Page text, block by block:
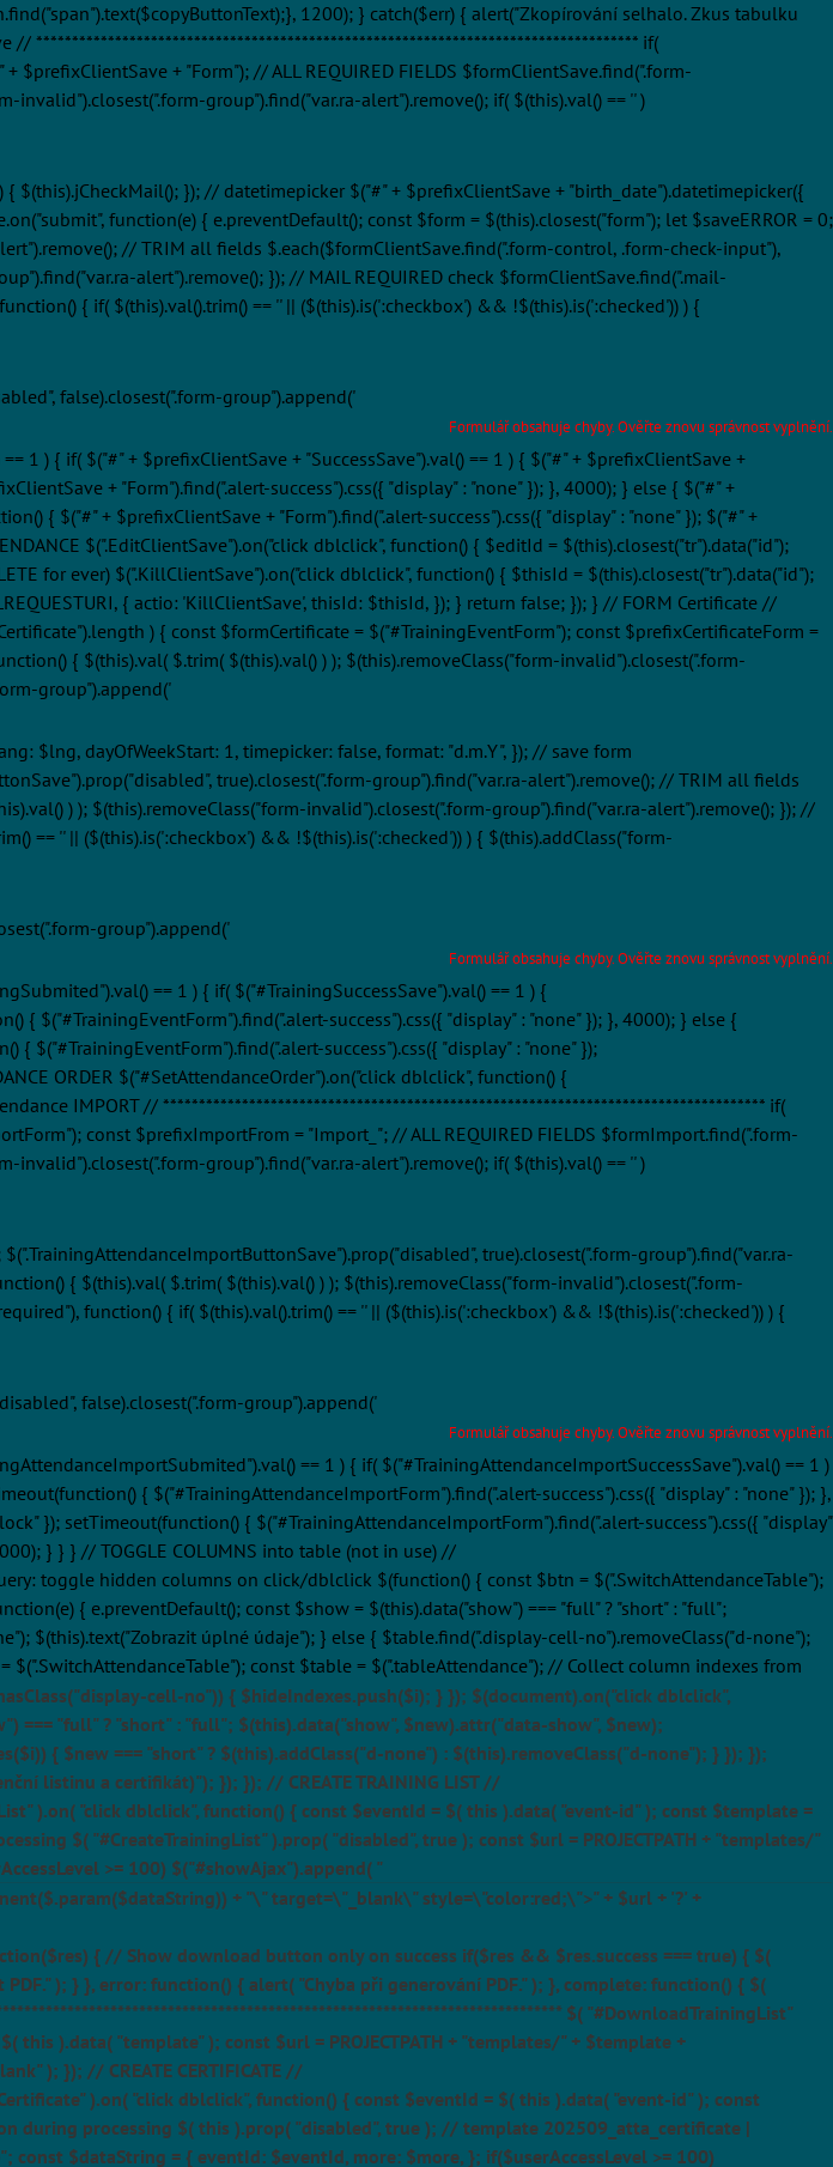
1200); } catch($err) { alert("Zkopírování selhalo. Zkus tabulku
// ************************************************************************************ if(
+ "Form"); // ALL REQUIRED FIELDS $formClientSave.find(".form-
group").find("var.ra-alert").remove(); if( $(this).val() == '' )
$(this).jCheckMail(); }); // datetimepicker $("#" + $prefixClientSave + "birth_date").datetimepicker({
function(e) { e.preventDefault(); const $form = $(this).closest("form"); let $saveERROR = 0;
// TRIM all fields $.each($formClientSave.find(".form-control, .form-check-input"),
alert").remove(); }); // MAIL REQUIRED check $formClientSave.find(".mail-
{ if( $(this).val().trim() == '' || ($(this).is(':checkbox') && !$(this).is(':checked')) ) {
false).closest(".form-group").append('
Formulář obsahuje chyby. Ověřte znovu správnost vyplnění.
) { if( $("#" + $prefixClientSave + "SuccessSave").val() == 1 ) { $("#" + $prefixClientSave +
+ "Form").find(".alert-success").css({ "display" : "none" }); }, 4000); } else { $("#" +
{ $("#" + $prefixClientSave + "Form").find(".alert-success").css({ "display" : "none" }); $("#" +
$(".EditClientSave").on("click dblclick", function() { $editId = $(this).closest("tr").data("id");
for ever) $(".KillClientSave").on("click dblclick", function() { $thisId = $(this).closest("tr").data("id");
{ actio: 'KillClientSave', thisId: $thisId, }); } return false; }); } // FORM Certificate //
) { const $formCertificate = $("#TrainingEventForm"); const $prefixCertificateForm =
{ $(this).val( $.trim( $(this).val() ) ); $(this).removeClass("form-invalid").closest(".form-
group").append('
$lng, dayOfWeekStart: 1, timepicker: false, format: "d.m.Y", }); // save form
true).closest(".form-group").find("var.ra-alert").remove(); // TRIM all fields
) ); $(this).removeClass("form-invalid").closest(".form-group").find("var.ra-alert").remove(); }); //
== '' || ($(this).is(':checkbox') && !$(this).is(':checked')) ) { $(this).addClass("form-
group").append('
Formulář obsahuje chyby. Ověřte znovu správnost vyplnění.
== 1 ) { if( $("#TrainingSuccessSave").val() == 1 ) {
{ $("#TrainingEventForm").find(".alert-success").css({ "display" : "none" }); }, 4000); } else {
$("#TrainingEventForm").find(".alert-success").css({ "display" : "none" });
ORDER $("#SetAttendanceOrder").on("click dblclick", function() {
IMPORT // ************************************************************************************ if(
const $prefixImportFrom = "Import_"; // ALL REQUIRED FIELDS $formImport.find(".form-
group").find("var.ra-alert").remove(); if( $(this).val() == '' )
true).closest(".form-group").find("var.ra-
{ $(this).val( $.trim( $(this).val() ) ); $(this).removeClass("form-invalid").closest(".form-
function() { if( $(this).val().trim() == '' || ($(this).is(':checkbox') && !$(this).is(':checked')) ) {
false).closest(".form-group").append('
Formulář obsahuje chyby. Ověřte znovu správnost vyplnění.
== 1 ) { if( $("#TrainingAttendanceImportSuccessSave").val() == 1 )
{ $("#TrainingAttendanceImportForm").find(".alert-success").css({ "display" : "none" }); },
}); setTimeout(function() { $("#TrainingAttendanceImportForm").find(".alert-success").css({ "display"
} } } // TOGGLE COLUMNS into table (not in use) //
toggle hidden columns on click/dblclick $(function() { const $btn = $(".SwitchAttendanceTable");
{ e.preventDefault(); const $show = $(this).data("show") === "full" ? "short" : "full";
$(this).text("Zobrazit úplné údaje"); } else { $table.find(".display-cell-no").removeClass("d-none");
const $table = $(".tableAttendance"); // Collect column indexes from
cell-no")) { $hideIndexes.push($i); } }); $(document).on("click dblclick",
=== "full" ? "short" : "full"; $(this).data("show", $new).attr("data-show", $new);
{ $new === "short" ? $(this).addClass("d-none") : $(this).removeClass("d-none"); } }); });
listinu a certifikát)"); }); }); // CREATE TRAINING LIST //
).on( "click dblclick", function() { const $eventId = $( this ).data( "event-id" ); const $template =
$( "#CreateTrainingList" ).prop( "disabled", true ); const $url = PROJECTPATH + "templates/"
>= 100) $("#showAjax").append( "
+ "\" target=\"_blank\" style=\"color:red;\">" + $url + '?' +
{ // Show download button only on success if($res && $res.success === true) { $(
); } }, error: function() { alert( "Chyba při generování PDF." ); }, complete: function() { $(
$( "#DownloadTrainingList"
).data( "template" ); const $url = PROJECTPATH + "templates/" + $template +
); }); // CREATE CERTIFICATE //
).on( "click dblclick", function() { const $eventId = $( this ).data( "event-id" ); const
during processing $( this ).prop( "disabled", true ); // template 202509_atta_certificate |
const $dataString = { eventId: $eventId, more: $more, }; if($userAccessLevel >= 100)